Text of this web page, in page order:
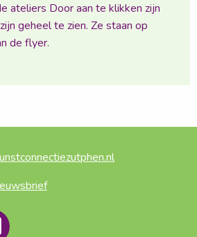
ateliers Door aan te klikken zijn
geheel te zien. Ze staan op
de flyer.